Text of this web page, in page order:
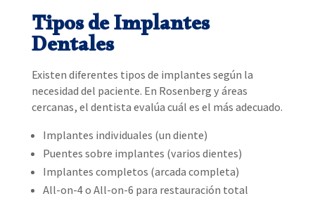
Tipos de Implantes
Dentales
Existen diferentes tipos de implantes según la
necesidad del paciente. En Rosenberg y áreas
cercanas, el dentista evalúa cuál es el más adecuado.
Implantes individuales (un diente)
Puentes sobre implantes (varios dientes)
Implantes completos (arcada completa)
All-on-4 o All-on-6 para restauración total